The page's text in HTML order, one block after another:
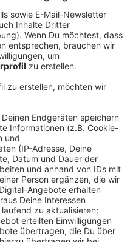
das elektronische
überschritten